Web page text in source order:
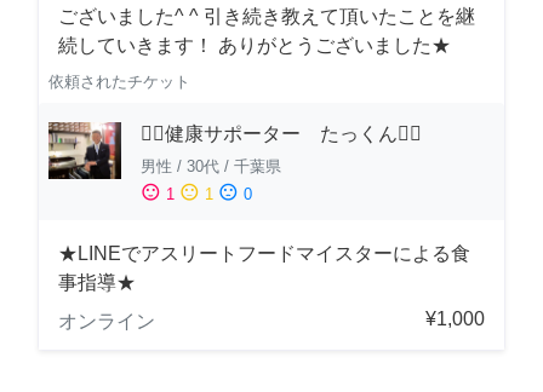
ございました^ ^ 引き続き教えて頂いたことを継
続していきます！ ありがとうございました★
依頼されたチケット
🏋️‍♂️健康サポーター たっくん🏋️‍♂️
男性 / 30代 / 千葉県
sentiment_satisfied 1 sentiment_neutral 1 sentiment_dissatisfied 0
★LINEでアスリートフードマイスターによる食
事指導★
オンライン
¥1,000